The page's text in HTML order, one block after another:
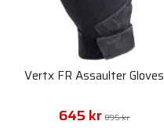
Vertx FR Assaulter Gloves
645 kr 895 kr